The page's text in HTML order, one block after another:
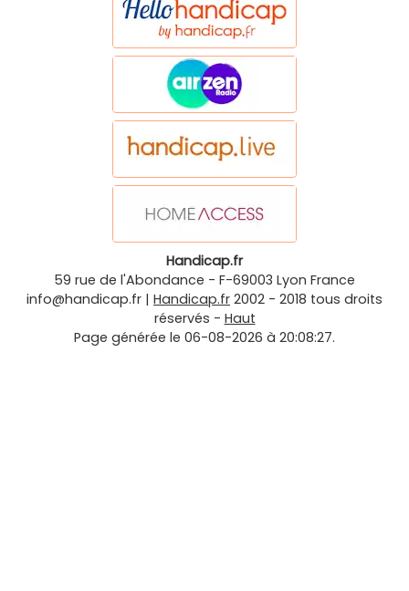
Handicap.fr
59 rue de l'Abondance - F-69003 Lyon France
info@handicap.fr | Handicap.fr 2002 - 2018 tous droits
réservés - Haut
Page générée le 06-08-2026 à 20:08:27.